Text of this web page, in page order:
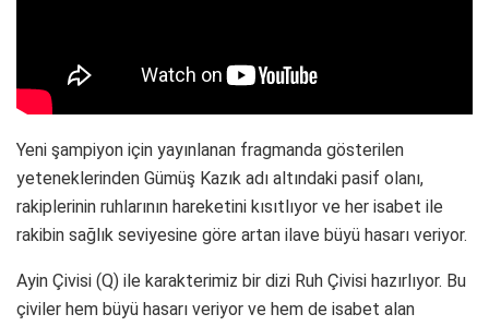
Yeni şampiyon için yayınlanan fragmanda gösterilen
yeteneklerinden Gümüş Kazık adı altındaki pasif olanı,
rakiplerinin ruhlarının hareketini kısıtlıyor ve her isabet ile
rakibin sağlık seviyesine göre artan ilave büyü hasarı veriyor.
Ayin Çivisi (Q) ile karakterimiz bir dizi Ruh Çivisi hazırlıyor. Bu
çiviler hem büyü hasarı veriyor ve hem de isabet alan